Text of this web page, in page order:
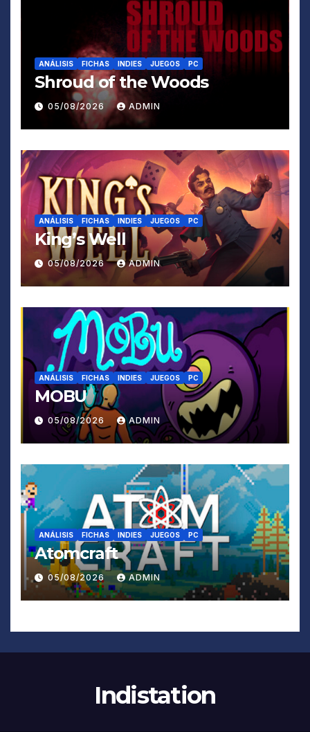
ANÁLISIS FICHAS INDIES JUEGOS PC
Shroud of the Woods
05/08/2026 ADMIN
ANÁLISIS FICHAS INDIES JUEGOS PC
King’s Well
05/08/2026 ADMIN
ANÁLISIS FICHAS INDIES JUEGOS PC
MOBU
05/08/2026 ADMIN
ANÁLISIS FICHAS INDIES JUEGOS PC
Atomcraft
05/08/2026 ADMIN
Indistation